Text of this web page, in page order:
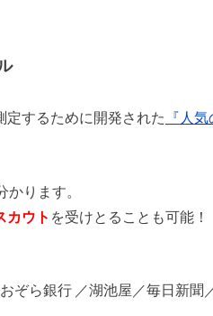
定するために開発された 『人
ります。
カウト を受けとることも可能！
ぞら銀行 ／湖池屋／毎日新聞